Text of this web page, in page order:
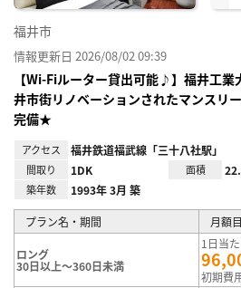
福井市
情報更新日 2026/08/02 09:39
【Wi-Fiルーター貸出可能♪】福井工
井市街リノベーションされたマンスリ
完備★
アクセス 福井鉄道福武線「三十八社駅」
間取り 1DK 面積
築年数 1993年 3月 築
プラン名・期間 月額
ロング
30日以上～360日未満
1日当
初期費